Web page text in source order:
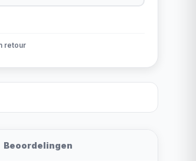
retour
Beoordelingen